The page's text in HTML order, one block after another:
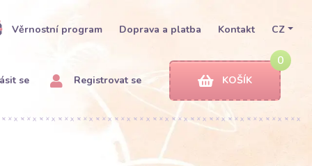
Věrnostní program Doprava a platba Kontakt CZ
se Registrovat se
0
KOŠÍK